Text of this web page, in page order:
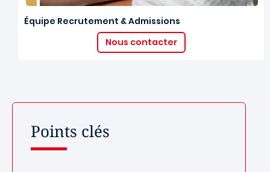
Équipe Recrutement & Admissions
Nous contacter
Points clés